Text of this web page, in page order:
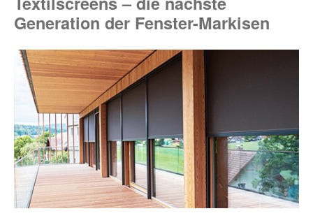
Generation der Fenster-Markisen